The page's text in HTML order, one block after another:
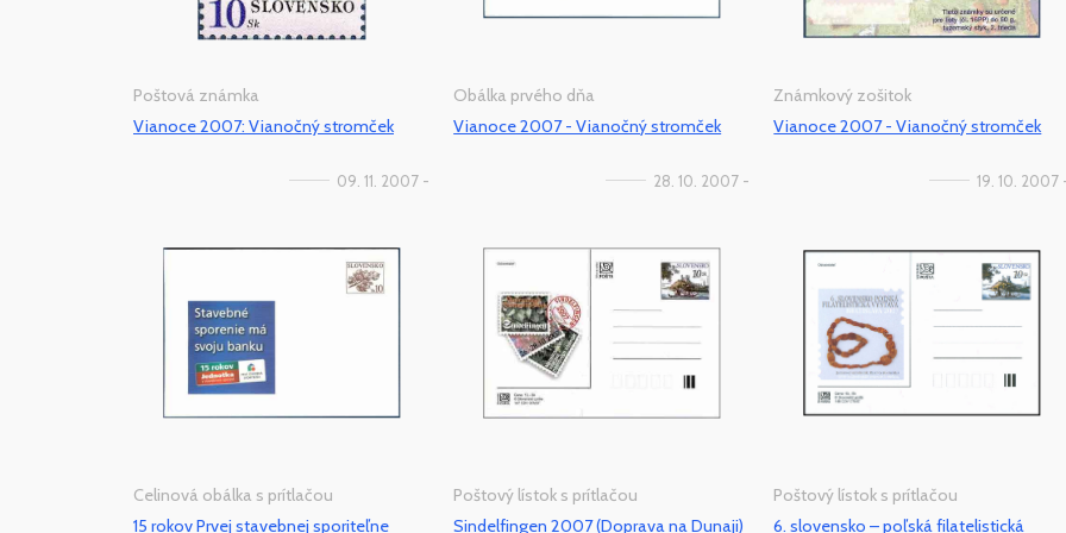
Poštová známka
Vianoce 2007: Vianočný stromček
Obálka prvého dňa
Vianoce 2007 - Vianočný stromček
Známkový zošitok
Vianoce 2007 - Vianočný stromček
09. 11. 2007 -
Celinová obálka s prítlačou
15 rokov Prvej stavebnej sporiteľne
28. 10. 2007 -
Poštový lístok s prítlačou
Sindelfingen 2007 (Doprava na Dunaji)
19. 10. 2007
Poštový lístok s prítlačou
6. slovensko – poľská filatelistická